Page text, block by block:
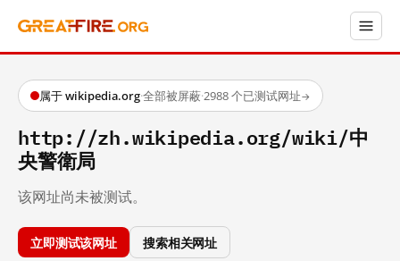
属于 wikipedia.org·全部被屏蔽·2988 个已测试网址→
http://zh.wikipedia.org/wiki/中
央警衛局
该网址尚未被测试。
立即测试该网址 搜索相关网址